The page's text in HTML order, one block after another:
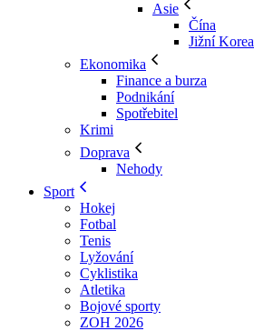
Asie
Čína
Jižní Korea
Ekonomika
Finance a burza
Podnikání
Spotřebitel
Krimi
Doprava
Nehody
Sport
Hokej
Fotbal
Tenis
Lyžování
Cyklistika
Atletika
Bojové sporty
ZOH 2026